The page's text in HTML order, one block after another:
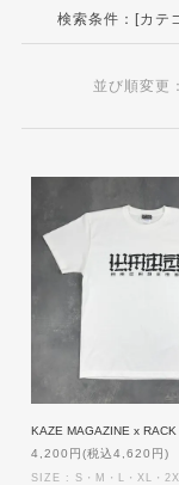
検索条件：[カテ
並び順変更：
4,200円(税込4,620円)
SIZE : S・M・L・XL・